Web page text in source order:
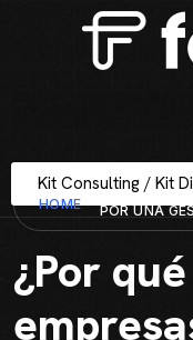
Kit Consulting / Kit
HOME
¿POR QUÉ
POR UNA
¿Por